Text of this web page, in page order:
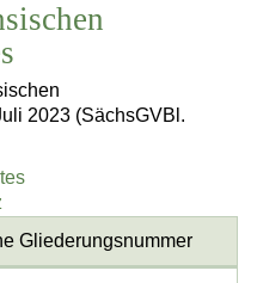
2023 (SächsGVBl.
Gliederungsnummer